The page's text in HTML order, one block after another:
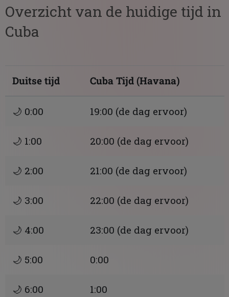
Overzicht van de huidige tijd in
Cuba
Duitse tijd Cuba Tijd (Havana)
🌙 0:00 19:00 (de dag ervoor)
🌙 1:00 20:00 (de dag ervoor)
🌙 2:00 21:00 (de dag ervoor)
🌙 3:00 22:00 (de dag ervoor)
🌙 4:00 23:00 (de dag ervoor)
🌙 5:00 0:00
🌙 6:00 1:00